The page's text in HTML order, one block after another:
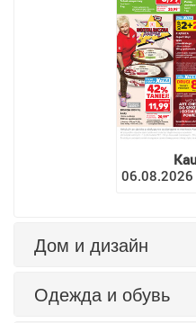
Дом и дизайн
Одежда и обувь